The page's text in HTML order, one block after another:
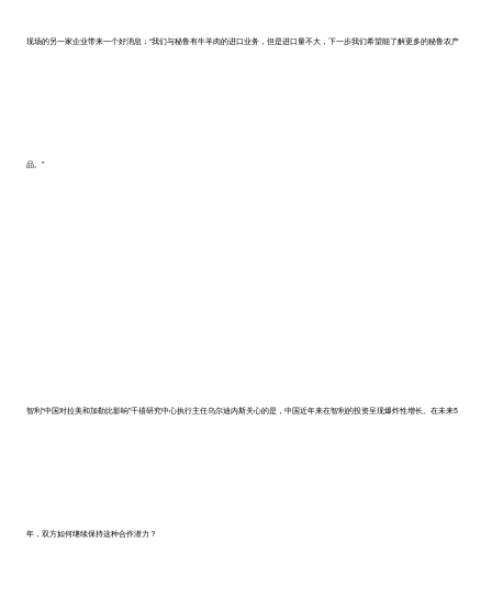
现场的另一家企业带来一个好消息：“我们与秘鲁有牛羊肉的进口业务，但是进口量不大，下一步我们希望能了解更多的秘鲁农产
品。”
智利“中国对拉美和加勒比影响”千禧研究中心执行主任乌尔迪内斯关心的是，中国近年来在智利的投资呈现爆炸性增长。在未来5
年，双方如何继续保持这种合作潜力？